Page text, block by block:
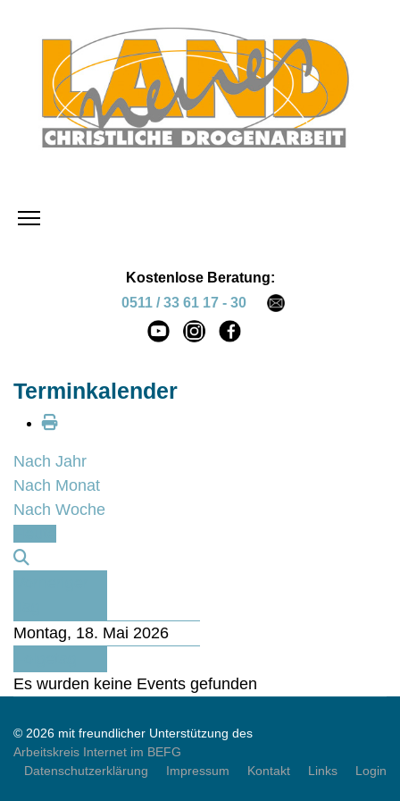
Kostenlose Beratung:
0511 / 33 61 17 - 30
Terminkalender
Nach Jahr
Nach Monat
Nach Woche
Montag, 18. Mai 2026
Es wurden keine Events gefunden
© 2026 mit freundlicher Unterstützung des
Arbeitskreis Internet im BEFG
Datenschutzerklärung
Impressum Kontakt Links Login